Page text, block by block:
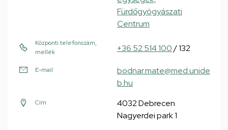
Fürdőgyógyászati
Centrum
Központi telefonszám,
mellék
+36 52 514 100/ 132
E-mail
bodnar.mate@med.unide
b.hu
Cím
4032 Debrecen
Nagyerdei park 1